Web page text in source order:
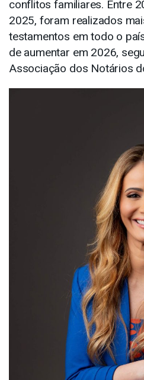
conflitos familiares. Entre
2025, foram realizados
testamentos em todo o
de aumentar em 2026,
Associação dos Notários